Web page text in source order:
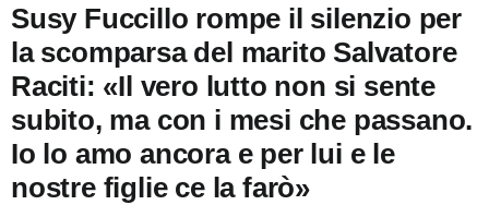
Susy Fuccillo rompe il silenzio per
la scomparsa del marito Salvatore
Raciti: «Il vero lutto non si sente
subito, ma con i mesi che passano.
Io lo amo ancora e per lui e le
nostre figlie ce la farò»